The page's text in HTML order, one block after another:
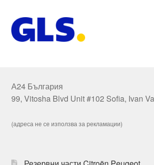
А24 България
99, Vitosha Blvd Unit #102 Sofia, Ivan
(адреса не се използва за рекламации)